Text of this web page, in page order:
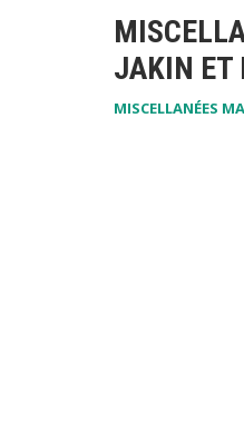
JAKIN ET
MISCELLANÉES